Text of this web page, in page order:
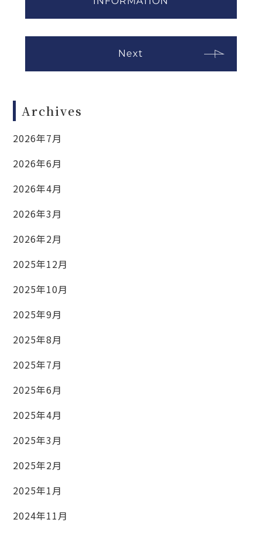
Next
Archives
2026年7月
2026年6月
2026年4月
2026年3月
2026年2月
2025年12月
2025年10月
2025年9月
2025年8月
2025年7月
2025年6月
2025年4月
2025年3月
2025年2月
2025年1月
2024年11月